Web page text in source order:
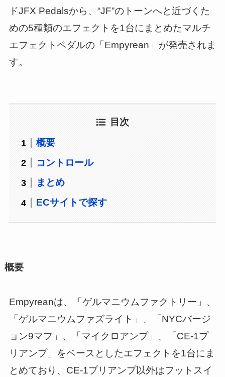
ドJFX Pedalsから、“JF”のトーンへと近づくた
めの5種類のエフェクトを1台にまとめたマルチ
エフェクトペダルの「Empyrean」が発売されま
す。
目次
概要
コントロール
まとめ
ECサイトで探す
概要
Empyreanは、「ゲルマニウムファクトリー」、
「ゲルマニウムファズライト」、「NYCバージ
ョン9マフ」、「マイクロアンプ」、「CE-1プ
リアンプ」をベースとしたエフェクトを1台にま
とめており、CE-1プリアンプ以外はフットスイ